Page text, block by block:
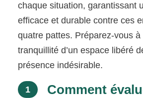
chaque situation, garantissant
efficace et durable contre ces
quatre pattes. Préparez-vous
tranquillité d’un espace libéré
présence indésirable.
1
Comment